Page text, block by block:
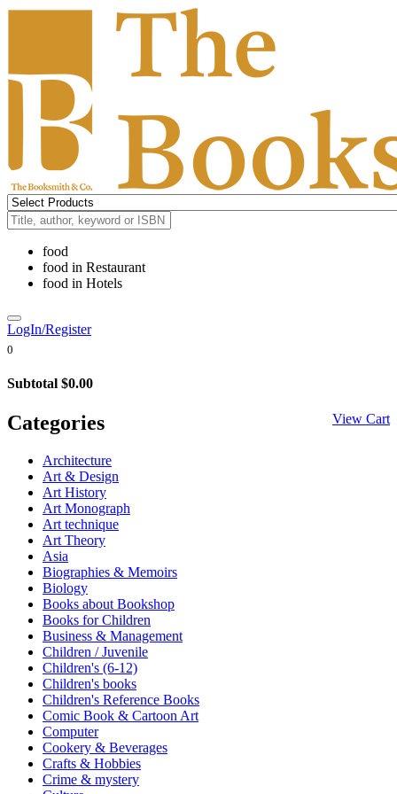
food
food in Restaurant
food in Hotels
LogIn/Register
0
Subtotal $0.00
View Cart
Categories
Architecture
Art & Design
Art History
Art Monograph
Art technique
Art Theory
Asia
Biographies & Memoirs
Biology
Books about Bookshop
Books for Children
Business & Management
Children / Juvenile
Children's (6-12)
Children's books
Children's Reference Books
Comic Book & Cartoon Art
Computer
Cookery & Beverages
Crafts & Hobbies
Crime & mystery